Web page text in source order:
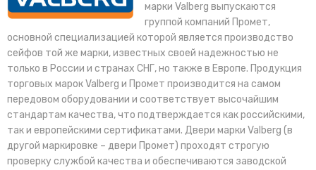
марки Valberg выпускаются
группой компаний Промет,
основной специализацией которой является производство
сейфов той же марки, известных своей надежностью не
только в России и странах СНГ, но также в Европе. Продукция
торговых марок Valberg и Промет производится на самом
передовом оборудовании и соответствует высочайшим
стандартам качества, что подтверждается как российскими,
так и европейскими сертификатами. Двери марки Valberg (в
другой маркировке – двери Промет) проходят строгую
проверку службой качества и обеспечиваются заводской